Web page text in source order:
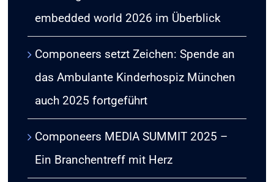
embedded world 2026 im Überblick
Componeers setzt Zeichen: Spende an
das Ambulante Kinderhospiz München
auch 2025 fortgeführt
Componeers MEDIA SUMMIT 2025 –
Ein Branchentreff mit Herz